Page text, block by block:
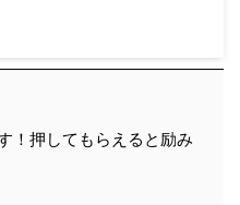
！押してもらえると励み